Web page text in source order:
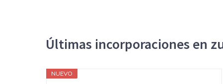
Últimas incorporaciones en
NUEVO